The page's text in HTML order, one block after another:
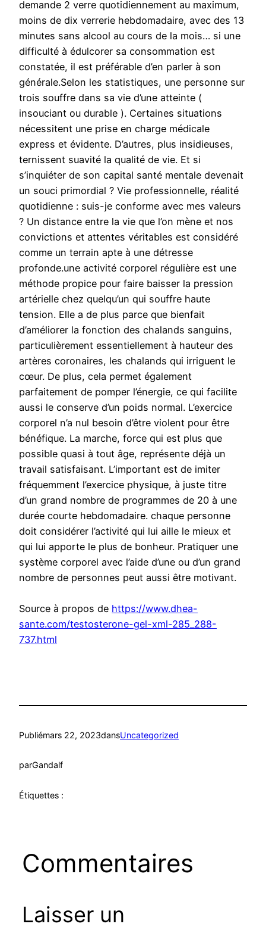
demande 2 verre quotidiennement au maximum,
moins de dix verrerie hebdomadaire, avec des 13
minutes sans alcool au cours de la mois… si une
difficulté à édulcorer sa consommation est
constatée, il est préférable d’en parler à son
générale.Selon les statistiques, une personne sur
trois souffre dans sa vie d’une atteinte (
insouciant ou durable ). Certaines situations
nécessitent une prise en charge médicale
express et évidente. D’autres, plus insidieuses,
ternissent suavité la qualité de vie. Et si
s’inquiéter de son capital santé mentale devenait
un souci primordial ? Vie professionnelle, réalité
quotidienne : suis-je conforme avec mes valeurs
? Un distance entre la vie que l’on mène et nos
convictions et attentes véritables est considéré
comme un terrain apte à une détresse
profonde.une activité corporel régulière est une
méthode propice pour faire baisser la pression
artérielle chez quelqu’un qui souffre haute
tension. Elle a de plus parce que bienfait
d’améliorer la fonction des chalands sanguins,
particulièrement essentiellement à hauteur des
artères coronaires, les chalands qui irriguent le
cœur. De plus, cela permet également
parfaitement de pomper l’énergie, ce qui facilite
aussi le conserve d’un poids normal. L’exercice
corporel n’a nul besoin d’être violent pour être
bénéfique. La marche, force qui est plus que
possible quasi à tout âge, représente déjà un
travail satisfaisant. L’important est de imiter
fréquemment l’exercice physique, à juste titre
d’un grand nombre de programmes de 20 à une
durée courte hebdomadaire. chaque personne
doit considérer l’activité qui lui aille le mieux et
qui lui apporte le plus de bonheur. Pratiquer une
système corporel avec l’aide d’une ou d’un grand
nombre de personnes peut aussi être motivant.
Source à propos de https://www.dhea-
sante.com/testosterone-gel-xml-285_288-
737.html
Publiémars 22, 2023dansUncategorized
parGandalf
Étiquettes :
Commentaires
Laisser un